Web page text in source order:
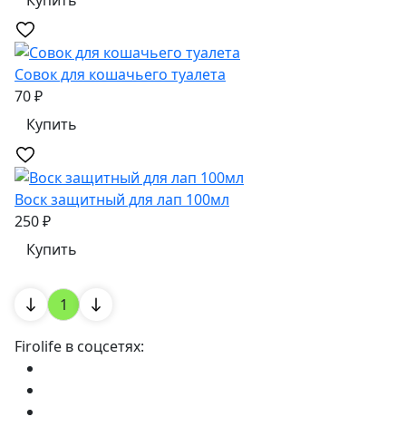
Совок для кошачьего туалета
70 ₽
Купить
Воск защитный для лап 100мл
250 ₽
Купить
1
Firolife в соцсетях: